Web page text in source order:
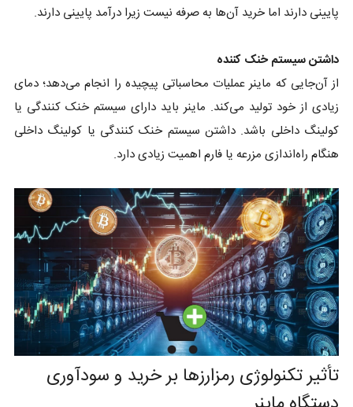
پایینی دارند اما خرید آن‌ها به صرفه نیست زیرا درآمد پایینی دارند.
داشتن سیستم خنک کننده
از آن‌جایی که ماینر عملیات محاسباتی پیچیده را انجام می‌دهد؛ دمای
زیادی از خود تولید می‌کند. ماینر باید دارای سیستم خنک کنندگی یا
کولینگ داخلی باشد. داشتن سیستم خنک کنندگی یا کولینگ داخلی
هنگام راه‌اندازی مزرعه یا فارم اهمیت زیادی دارد.
تأثیر تکنولوژی رمزارزها بر خرید و سودآوری